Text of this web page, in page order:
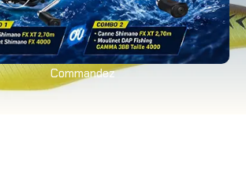
Commandez